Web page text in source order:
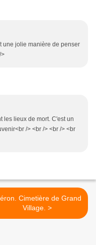
une jolie manière de penser
>
les lieux de mort. C'est un
/> <br /> <br /> <br
Cimetière de Grand
Village. >